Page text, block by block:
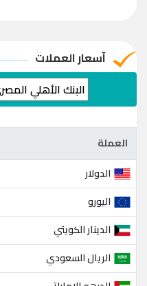
آسعار العملات
العملة
العملة
الدولار
اليورو
الدينار الكويتي
الريال السعودي